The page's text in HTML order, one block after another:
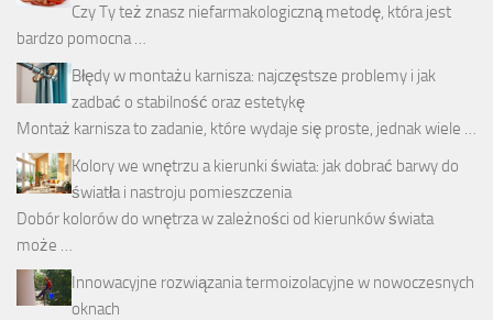
Czy Ty też znasz niefarmakologiczną metodę, która jest
bardzo pomocna …
Błędy w montażu karnisza: najczęstsze problemy i jak
zadbać o stabilność oraz estetykę
Montaż karnisza to zadanie, które wydaje się proste, jednak wiele …
Kolory we wnętrzu a kierunki świata: jak dobrać barwy do
światła i nastroju pomieszczenia
Dobór kolorów do wnętrza w zależności od kierunków świata
może …
Innowacyjne rozwiązania termoizolacyjne w nowoczesnych
oknach